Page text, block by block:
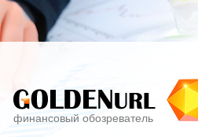
финансовый обозреватель